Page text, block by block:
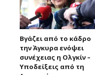
Βγάζει από το κάδρο
την Άγκυρα ενόψει
συνέχειας η Ολγκίν –
Υποδείξεις από τη